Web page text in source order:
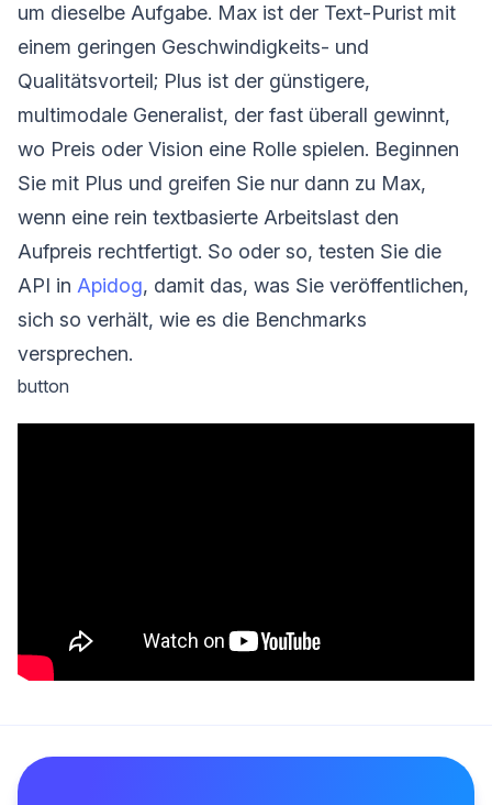
um dieselbe Aufgabe. Max ist der Text-Purist mit
einem geringen Geschwindigkeits- und
Qualitätsvorteil; Plus ist der günstigere,
multimodale Generalist, der fast überall gewinnt,
wo Preis oder Vision eine Rolle spielen. Beginnen
Sie mit Plus und greifen Sie nur dann zu Max,
wenn eine rein textbasierte Arbeitslast den
Aufpreis rechtfertigt. So oder so, testen Sie die
API in Apidog, damit das, was Sie veröffentlichen,
sich so verhält, wie es die Benchmarks
versprechen.
button